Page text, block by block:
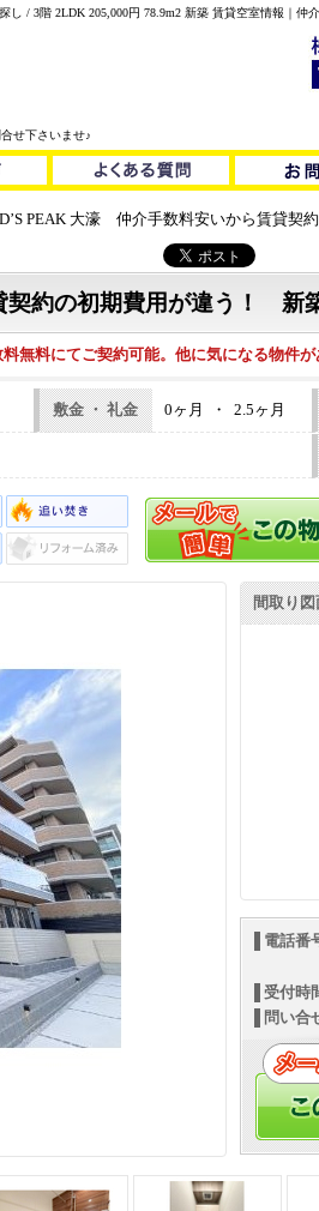
せ下さいませ♪
PEAK 大濠 仲介手数料安いから賃貸契
契約の初期費用が違う！ 新
無料にてご契約可能。他に気になる物件
敷金 ・ 礼金 0ヶ月 ・ 2.5ヶ月
間取り図
電話番
受付時
問い合